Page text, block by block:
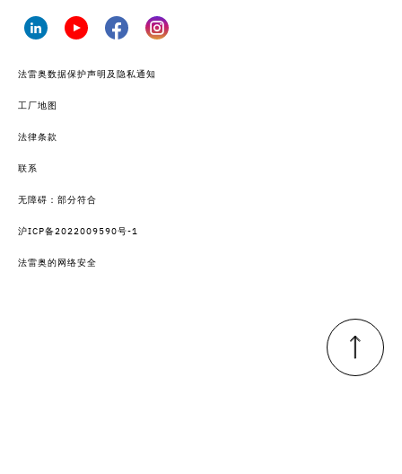
法雷奥数据保护声明及隐私通知
工厂地图
法律条款
联系
无障碍：部分符合
沪ICP备2022009590号-1
法雷奥的网络安全